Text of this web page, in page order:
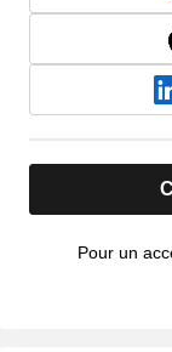
Pour un